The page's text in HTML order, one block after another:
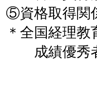
⑤資格取得関
＊全国経理教
成績優秀
2年
2年